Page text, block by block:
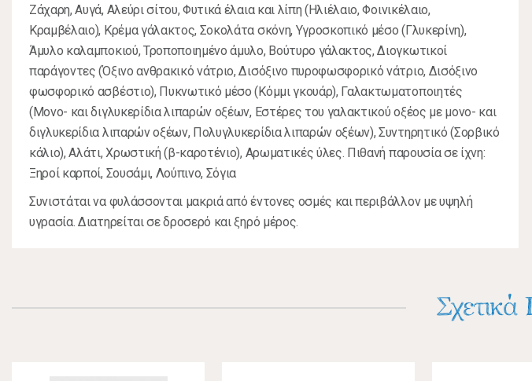
Ζάχαρη, Αυγά, Αλεύρι σίτου, Φυτικά έλαια και λίπη (Ηλιέλαιο, Φοινικέλαιο,
Κραμβέλαιο), Κρέμα γάλακτος, Σοκολάτα σκόνη, Υγροσκοπικό μέσο (Γλυκερίνη),
Άμυλο καλαμποκιού, Τροποποιημένο άμυλο, Βούτυρο γάλακτος, Διογκωτικοί
παράγοντες (Όξινο ανθρακικό νάτριο, Δισόξινο πυροφωσφορικό νάτριο, Δισόξινο
φωσφορικό ασβέστιο), Πυκνωτικό μέσο (Κόμμι γκουάρ), Γαλακτωματοποιητές
(Μονο- και διγλυκερίδια λιπαρών οξέων, Εστέρες του γαλακτικού οξέος με μονο- και
διγλυκερίδια λιπαρών οξέων, Πολυγλυκερίδια λιπαρών οξέων), Συντηρητικό (Σορβικό
κάλιο), Αλάτι, Χρωστική (β-καροτένιο), Αρωματικές ύλες. Πιθανή παρουσία σε ίχνη:
Ξηροί καρποί, Σουσάμι, Λούπινο, Σόγια
Συνιστάται να φυλάσσονται μακριά από έντονες οσμές και περιβάλλον με υψηλή
υγρασία. Διατηρείται σε δροσερό και ξηρό μέρος.
Σχετικά